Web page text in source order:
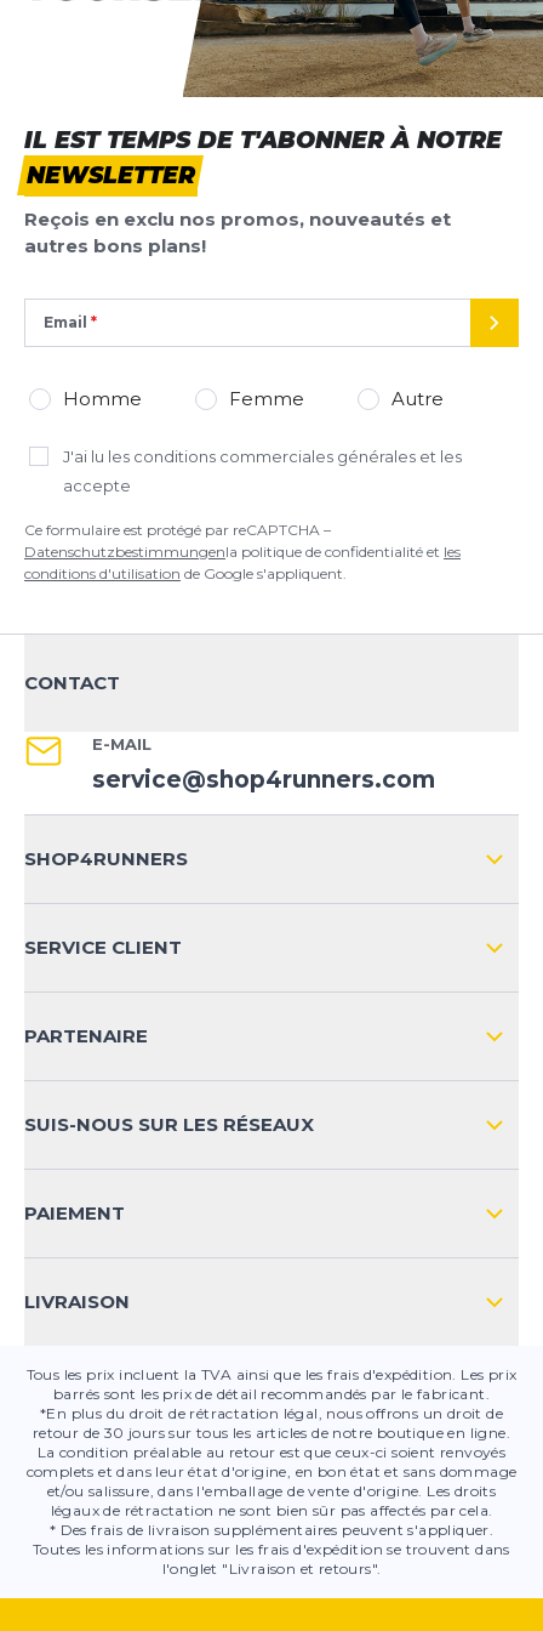
IL EST TEMPS DE T'ABONNER À NOTRE
NEWSLETTER
Reçois en exclu nos promos, nouveautés et
autres bons plans!
Email
Homme Femme Autre
J'ai lu les conditions commerciales générales et les
accepte
Ce formulaire est protégé par reCAPTCHA –
Datenschutzbestimmungenla politique de confidentialité et les
conditions d'utilisation de Google s'appliquent.
CONTACT
E-MAIL
service@shop4runners.com
SHOP4RUNNERS
SERVICE CLIENT
CONTACT
SÉCURITÉ DES PRODUITS
PARTENAIRE
SUIS-NOUS SUR LES RÉSEAUX
PAIEMENT
LIVRAISON
Tous les prix incluent la TVA ainsi que les frais d'expédition. Les prix
barrés sont les prix de détail recommandés par le fabricant.
*En plus du droit de rétractation légal, nous offrons un droit de
retour de 30 jours sur tous les articles de notre boutique en ligne.
La condition préalable au retour est que ceux-ci soient renvoyés
complets et dans leur état d'origine, en bon état et sans dommage
et/ou salissure, dans l'emballage de vente d'origine. Les droits
légaux de rétractation ne sont bien sûr pas affectés par cela.
* Des frais de livraison supplémentaires peuvent s'appliquer.
Toutes les informations sur les frais d'expédition se trouvent dans
l'onglet "Livraison et retours".